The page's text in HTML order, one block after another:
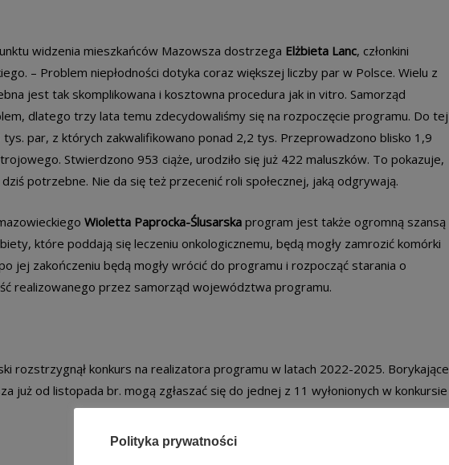
widzenia mieszkańców Mazowsza dostrzega Elżbieta Lanc, członkini
– Problem niepłodności dotyka coraz większej liczby par w Polsce. Wielu z
jest tak skomplikowana i kosztowna procedura jak in vitro. Samorząd
dlatego trzy lata temu zdecydowaliśmy się na rozpoczęcie programu. Do tej
tys. par, z których zakwalifikowano ponad 2,2 tys. Przeprowadzono blisko 1,9
Stwierdzono 953 ciąże, urodziło się już 422 maluszków. To pokazuje,
potrzebne. Nie da się też przecenić roli społecznej, jaką odgrywają.
Wioletta Paprocka-Ślusarska program jest także ogromną szansą
które poddają się leczeniu onkologicznemu, będą mogły zamrozić komórki
jej zakończeniu będą mogły wrócić do programu i rozpocząć starania o
realizowanego przez samorząd województwa programu.
rozstrzygnął konkurs na realizatora programu w latach 2022-2025. Borykające
już od listopada br. mogą zgłaszać się do jednej z 11 wyłonionych w konkursie
Polityka prywatności